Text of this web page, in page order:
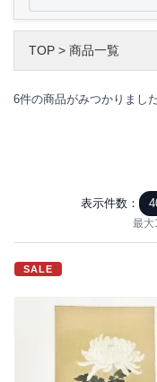
TOP > 商品一覧
6件の商品がみつかりまし
表示件数：
最大
SALE